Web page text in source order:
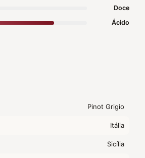
Doce
Ácido
Pinot Grigio
Itália
Sicília